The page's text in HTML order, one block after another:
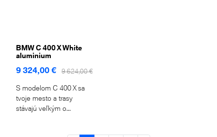
BMW C 400 X White
aluminium
9 324,00 € 9 624,00 €
S modelom C 400 X sa
tvoje mesto a trasy
stávajú veľkým o...